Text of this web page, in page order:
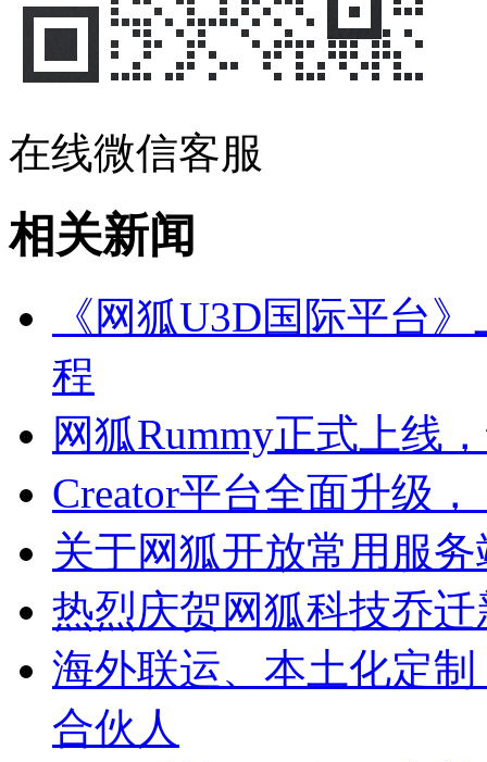
在线微信客服
相关新闻
《网狐U3D国际平台
程
网狐Rummy正式上线
Creator平台全面升级
关于网狐开放常用服
热烈庆贺网狐科技乔迁
海外联运、本土化定
合伙人